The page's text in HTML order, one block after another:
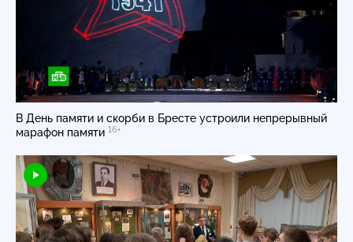
В День памяти и скорби в Бресте устроили непрерывный
марафон памяти 16+